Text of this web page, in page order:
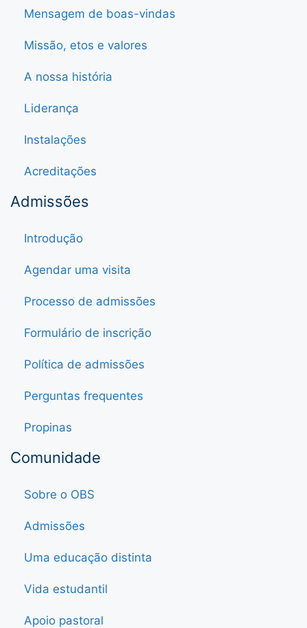
Mensagem de boas-vindas
Missão, etos e valores
A nossa história
Liderança
Instalações
Acreditações
Admissões
Introdução
Agendar uma visita
Processo de admissões
Formulário de inscrição
Política de admissões
Perguntas frequentes
Propinas
Comunidade
Sobre o OBS
Admissões
Uma educação distinta
Vida estudantil
Apoio pastoral